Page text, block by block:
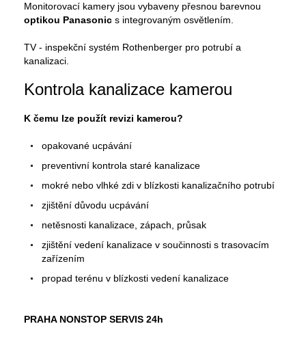
Monitorovací kamery jsou vybaveny přesnou barevnou
optikou Panasonic s integrovaným osvětlením.
TV - inspekční systém Rothenberger pro potrubí a
kanalizaci.
Kontrola kanalizace kamerou
K čemu lze použít revizi kamerou?
opakované ucpávání
preventivní kontrola staré kanalizace
mokré nebo vlhké zdi v blízkosti kanalizačního potrubí
zjištění důvodu ucpávání
netěsnosti kanalizace, zápach, průsak
zjištění vedení kanalizace v součinnosti s trasovacím
zařízením
propad terénu v blízkosti vedení kanalizace
PRAHA NONSTOP SERVIS 24h